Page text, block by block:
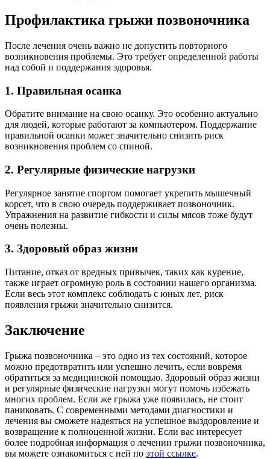
Профилактика грыжи позвоночника
После лечения очень важно не допустить повторного
возникновения проблемы. Это требует определенной работы
над собой и поддержания здоровья.
1. Правильная осанка
Обратите внимание на свою осанку. Это особенно актуально
для людей, которые работают за компьютером. Поддержание
правильной осанки может значительно снизить риск
возникновения проблем со спиной.
2. Регулярные физические нагрузки
Регулярное занятие спортом помогает укрепить мышечный
корсет, что в свою очередь поддерживает позвоночник.
Упражнения на развитие гибкости и силы мясов тоже будут
очень полезны.
3. Здоровый образ жизни
Питание, отказ от вредных привычек, таких как курение,
также играет огромную роль в состоянии нашего организма.
Если весь этот комплекс соблюдать с юных лет, риск
появления грыжи значительно снизится.
Заключение
Грыжа позвоночника – это одно из тех состояний, которое
можно предотвратить или успешно лечить, если вовремя
обратиться за медицинской помощью. Здоровый образ жизни
и регулярные физические нагрузки могут помочь избежать
многих проблем. Если же грыжа уже появилась, не стоит
паниковать. С современными методами диагностики и
лечения вы сможете надеяться на успешное выздоровление и
возвращение к полноценной жизни. Если вас интересует
более подробная информация о лечении грыжи позвоночника,
вы можете ознакомиться с ней по этой ссылке.